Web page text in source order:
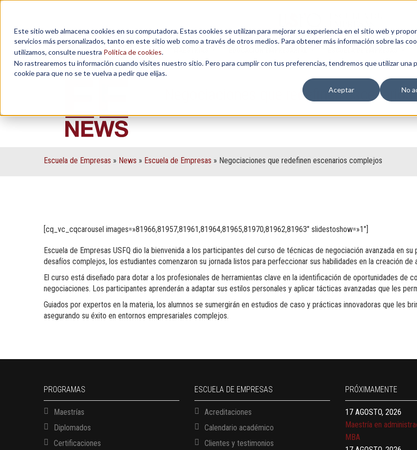
Este sitio web almacena cookies en su computadora. Estas cookies se utilizan para mejorar su experiencia en el sitio web y
servicios más personalizados, tanto en este sitio web como a través de otros medios. Para obtener más información sobre las
utilizamos, consulte nuestra Política de cookies.
No rastrearemos tu información cuando visites nuestro sitio. Pero para cumplir con tus preferencias, tendremos que utilizar una
cookie para que no se te vuelva a pedir que elijas.
Aceptar
No
Negociaciones que redefinen
Escuela de Empresas » News » Escuela de Empresas » Negociaciones que redefinen escenarios complejos
[cq_vc_cqcarousel images=»81966,81957,81961,81964,81965,81970,81962,81963″ slidestoshow=»1″]
Escuela de Empresas USFQ dio la bienvenida a los participantes del curso de técnicas de negociación avanzada en
desafíos complejos, los estudiantes comenzaron su jornada listos para perfeccionar sus habilidades en la creación de
El curso está diseñado para dotar a los profesionales de herramientas clave en la identificación de oportunidades de
negociaciones. Los participantes aprenderán a adaptar sus estilos personales y aplicar tácticas avanzadas que les
Guiados por expertos en la materia, los alumnos se sumergirán en estudios de caso y prácticas innovadoras que les
asegurando su éxito en entornos empresariales complejos.
PROGRAMAS
Maestrías
Diplomados
Certificaciones
ESCUELA DE EMPRESAS
Acreditaciones
Calendario académico
Clientes y testimonios
PRÓXIMAMENTE
13 AGOSTO, 2026
17 AGOSTO, 2026
Gerencia de
17 AGOSTO, 2026
Maestría en
MBA